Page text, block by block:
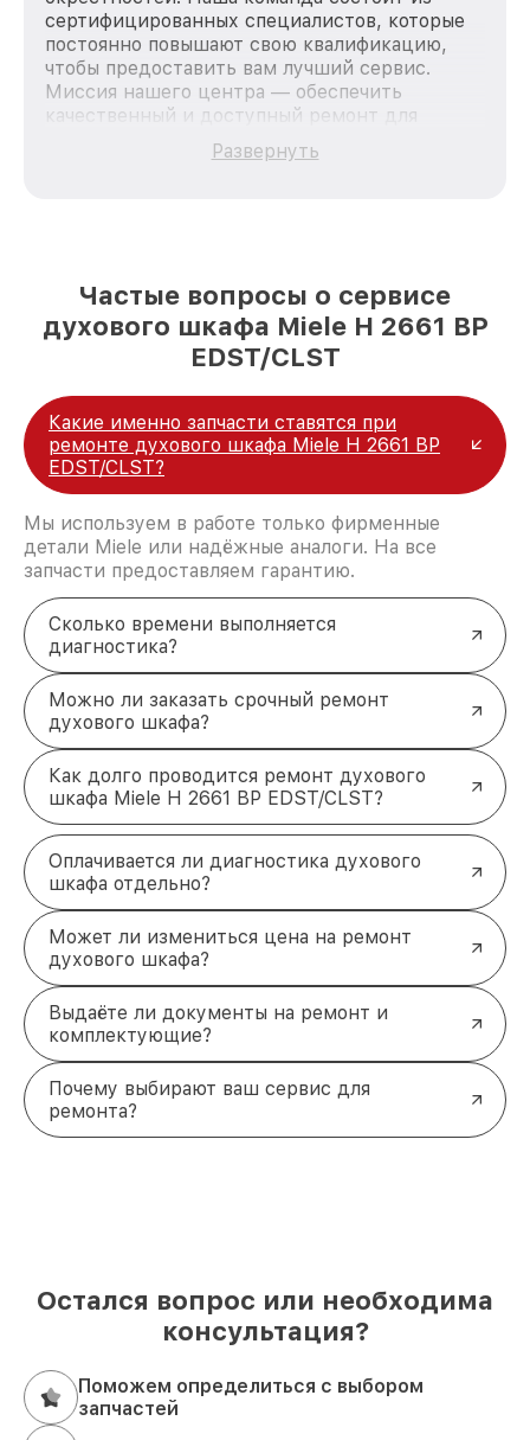
сертифицированных специалистов, которые
постоянно повышают свою квалификацию,
чтобы предоставить вам лучший сервис.
Миссия нашего центра — обеспечить
качественный и доступный ремонт для
каждого пользователя продукции Miele, вне
зависимости от сложности поломки. Мы
и лояльности наших клиентов.
Развернуть
Частые вопросы о сервисе
духового шкафа Miele H 2661 BP
EDST/CLST
Какие именно запчасти ставятся при
ремонте духового шкафа Miele H 2661 BP
EDST/CLST?
Мы используем в работе только фирменные
детали Miele или надёжные аналоги. На все
запчасти предоставляем гарантию.
Сколько времени выполняется
диагностика?
Можно ли заказать срочный ремонт
духового шкафа?
Как долго проводится ремонт духового
шкафа Miele H 2661 BP EDST/CLST?
Оплачивается ли диагностика духового
шкафа отдельно?
Может ли измениться цена на ремонт
духового шкафа?
Выдаёте ли документы на ремонт и
комплектующие?
Почему выбирают ваш сервис для
ремонта?
Остался вопрос или необходима
консультация?
Поможем определиться с выбором
запчастей